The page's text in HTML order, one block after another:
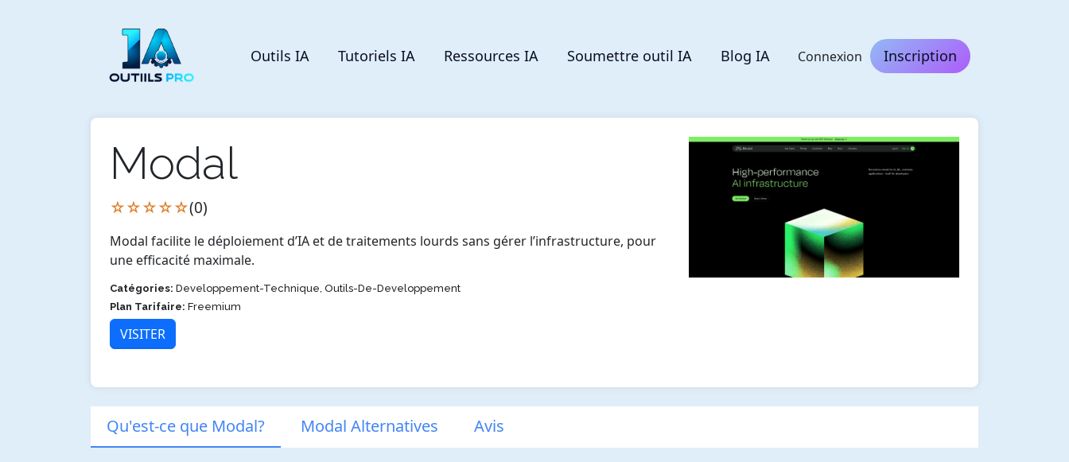
Outils IA Tutoriels IA Ressources IA Soumettre outil IA Blog IA Connexion Inscription
Modal
☆☆☆☆☆(0)
Modal facilite le déploiement d’IA et de traitements lourds sans gérer l’infrastructure, pour
une efficacité maximale.
Catégories: Developpement-Technique, Outils-De-Developpement
Plan Tarifaire: Freemium
VISITER
Qu'est-ce que Modal? Modal Alternatives Avis